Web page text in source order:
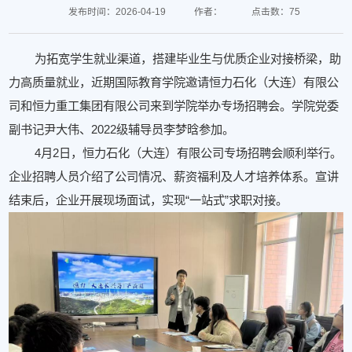
发布时间：2026-04-19 作者： 点击数： 75
为拓宽学生就业渠道，搭建毕业生与优质企业对接桥梁，助
力高质量就业，近期国际教育学院邀请恒力石化 （大连）有限公
司和恒力重工集团有限公司来到学院举办专场招聘会。学院党委
副书记尹大伟、2022级辅导员李梦晗参加。
4月2日，恒力石化（大连）有限公司专场招聘会顺利举行。
企业招聘人员介绍了公司情况、薪资福利及人才培养体系。宣讲
结束后，企业开展现场面试，实现“一站式”求职对接。